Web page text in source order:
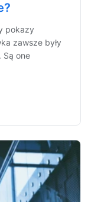
pokazy
zawsze były
Są one